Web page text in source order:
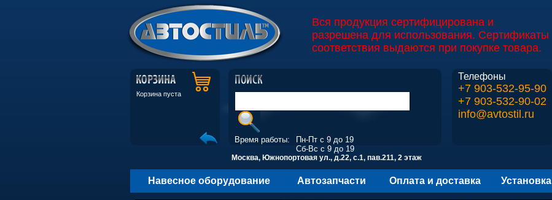
Вся продукция сертифицирована и
разрешена для использования. Сертификаты
соответствия выдаются при покупке товара.
Корзина пуста
Телефоны
+7 903-532-95-90
+7 903-532-90-02
info@avtostil.ru
Время работы:
Пн-Пт с 9 до 19
Сб-Вс с 9 до 19
Москва, Южнопортовая ул., д.22, с.1, пав.211, 2 этаж
Навесное оборудование Автозапчасти Оплата и доставка Установка